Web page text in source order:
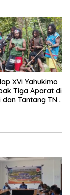
XVI Yahukimo
Tiga Aparat di
dan Tantang TNI-